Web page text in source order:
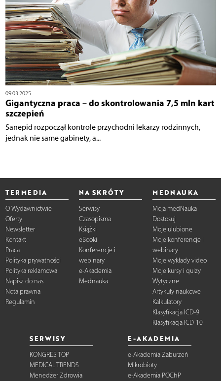
09.03.2025
Gigantyczna praca – do skontrolowania 7,5 mln kart
szczepień
Sanepid rozpoczął kontrole przychodni lekarzy rodzinnych,
jednak nie same gabinety, a...
TERMEDIA
O Wydawnictwie
Oferty
Newsletter
Kontakt
Praca
Polityka prywatności
Polityka reklamowa
Napisz do nas
Nota prawna
Regulamin
NA SKRÓTY
Serwisy
Czasopisma
Książki
eBooki
Konferencje i
webinary
e-Akademia
Mednauka
MEDNAUKA
Moja medNauka
Dostosuj
Moje ulubione
Moje konferencje i
webinary
Moje wykłady video
Moje kursy i quizy
Wytyczne
Artykuły naukowe
Kalkulatory
Klasyfikacja ICD-9
Klasyfikacja ICD-10
SERWISY
KONGRES TOP
MEDICAL TRENDS
Menedżer Zdrowia
E-AKADEMIA
e-Akademia Zaburzeń
Mikrobioty
e-Akademia POChP